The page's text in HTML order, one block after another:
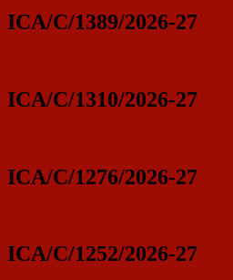
ICA/C/1389/2026-27
ICA/C/1310/2026-27
ICA/C/1276/2026-27
ICA/C/1252/2026-27